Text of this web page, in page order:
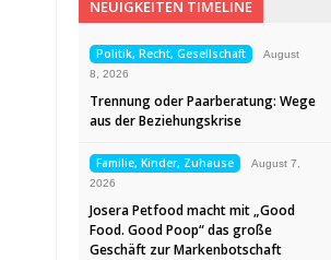
NEUIGKEITEN TIMELINE
Politik, Recht, Gesellschaft
August
8, 2026
Trennung oder Paarberatung: Wege
aus der Beziehungskrise
Familie, Kinder, Zuhause
August 7,
2026
Josera Petfood macht mit „Good
Food. Good Poop“ das große
Geschäft zur Markenbotschaft